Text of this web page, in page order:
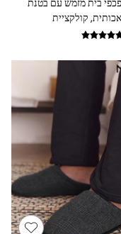
בית מזמש עם בטנת
קולקציית